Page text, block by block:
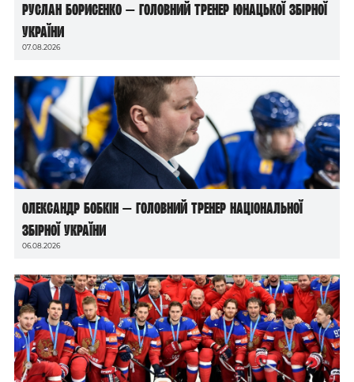
Руслан Борисенко — головний тренер юнацької збірної
України
07.08.2026
Олександр Бобкін — головний тренер національної
збірної України
06.08.2026